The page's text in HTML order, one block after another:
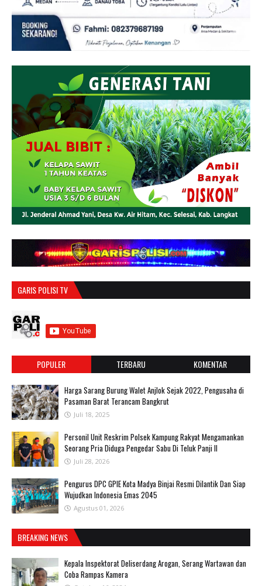
GARIS POLISI TV
POPULER TERBARU KOMENTAR
Harga Sarang Burung Walet Anjlok Sejak 2022, Pengusaha di
Pasaman Barat Terancam Bangkrut
Juli 18, 2025
Personil Unit Reskrim Polsek Kampung Rakyat Mengamankan
Seorang Pria Diduga Pengedar Sabu Di Teluk Panji II
Juli 28, 2026
Pengurus DPC GPIE Kota Madya Binjai Resmi Dilantik Dan Siap
Wujudkan Indonesia Emas 2045
Agustus 01, 2026
BREAKING NEWS
Kepala Inspektorat Deliserdang Arogan, Serang Wartawan dan
Coba Rampas Kamera